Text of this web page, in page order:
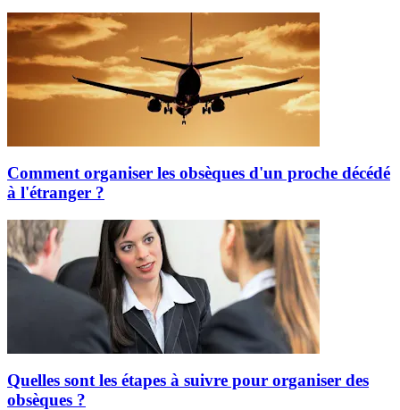
Comment organiser les obsèques d'un proche décédé
à l'étranger ?
Quelles sont les étapes à suivre pour organiser des
obsèques ?